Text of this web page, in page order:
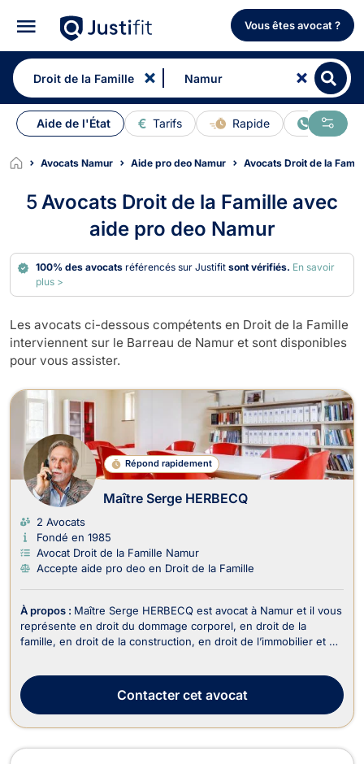
Vous êtes avocat ?
Aide de l'État Tarifs Rapide En ligne
Avocats Namur Aide pro deo Namur Avocats Droit de la
5Avocats Droit de la Famille avec
aide pro deo Namur
100% des avocats référencés sur Justifitsont vérifiés. En savoir
plus >
Les avocats ci-dessous compétents en Droit de la Famille
interviennent sur le Barreau de Namur et sont disponibles
pour vous assister.
Avocats en Droit de la Famille à
Répond rapidement
Maître Serge HERBECQ
2 Avocats
Fondé en 1985
Avocat Droit de la Famille Namur
Accepte aide pro deo en Droit de la Famille
À propos : Maître Serge HERBECQ est avocat à Namur et il vous
représente en droit du dommage corporel, en droit de la
famille, en droit de la construction, en droit de l’immobilier et en
maladies professionnelles, d...
Contactercet avocat